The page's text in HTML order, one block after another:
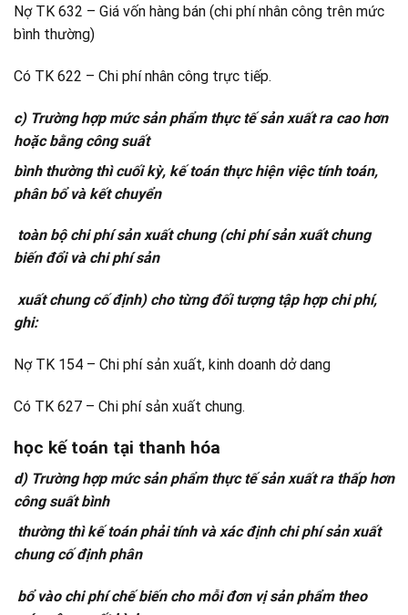
Nợ TK 632 – Giá vốn hàng bán (chi phí nhân công trên mức
bình thường)
Có TK 622 – Chi phí nhân công trực tiếp.
c) Trường hợp mức sản phẩm thực tế sản xuất ra cao hơn
hoặc bằng công suất
bình thường thì cuối kỳ, kế toán thực hiện việc tính toán,
phân bổ và kết chuyển
toàn bộ chi phí sản xuất chung (chi phí sản xuất chung
biến đổi và chi phí sản
xuất chung cố định) cho từng đối tượng tập hợp chi phí,
ghi:
Nợ TK 154 – Chi phí sản xuất, kinh doanh dở dang
Có TK 627 – Chi phí sản xuất chung.
học kế toán tại thanh hóa
d) Trường hợp mức sản phẩm thực tế sản xuất ra thấp hơn
công suất bình
thường thì kế toán phải tính và xác định chi phí sản xuất
chung cố định phân
bổ vào chi phí chế biến cho mỗi đơn vị sản phẩm theo